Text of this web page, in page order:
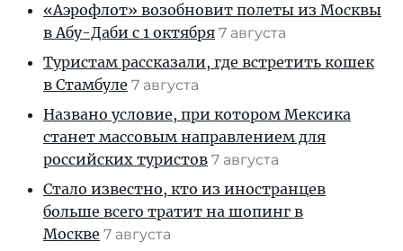
«Аэрофлот» возобновит полеты из Москвы
в Абу-Даби с 1 октября 7 августа
Туристам рассказали, где встретить кошек
в Стамбуле 7 августа
Названо условие, при котором Мексика
станет массовым направлением для
российских туристов 7 августа
Стало известно, кто из иностранцев
больше всего тратит на шопинг в
Москве 7 августа